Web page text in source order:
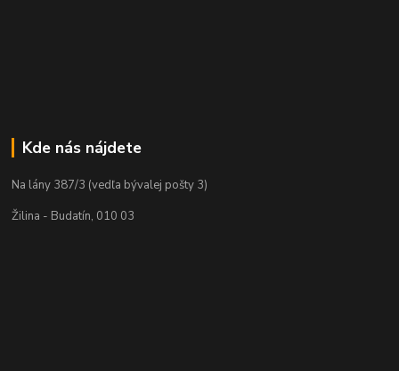
Kde nás nájdete
Na lány 387/3 (vedľa bývalej pošty 3)
Žilina - Budatín, 010 03